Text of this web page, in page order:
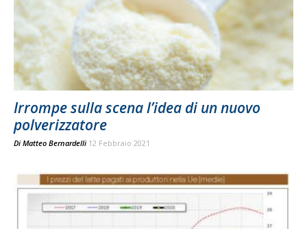
Irrompe sulla scena l’idea di un nuovo
polverizzatore
Di Matteo Bernardelli 12 Febbraio 2021